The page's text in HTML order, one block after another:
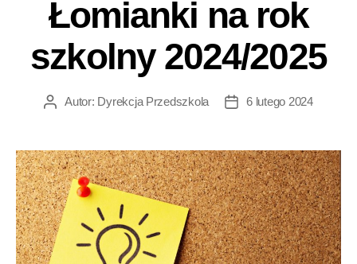
Łomianki na rok
szkolny 2024/2025
AutorAutor: Dyrekcja Przedszkola
Data6 lutego 2024